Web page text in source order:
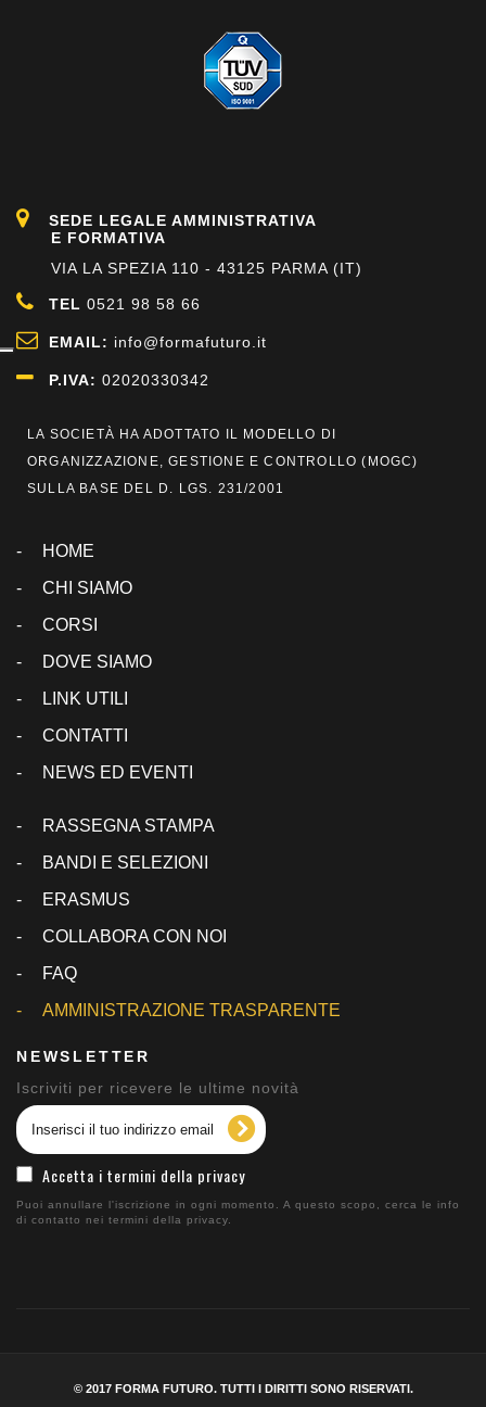
SEDE LEGALE AMMINISTRATIVA
E FORMATIVA
VIA LA SPEZIA 110 - 43125 PARMA (IT)
TEL 0521 98 58 66
EMAIL: info@formafuturo.it
P.IVA: 02020330342
LA SOCIETÀ HA ADOTTATO IL MODELLO DI
ORGANIZZAZIONE, GESTIONE E CONTROLLO ( MOGC)
SULLA BASE DEL D. LGS. 231/2001
HOME
CHI SIAMO
CORSI
DOVE SIAMO
LINK UTILI
CONTATTI
NEWS ED EVENTI
RASSEGNA STAMPA
BANDI E SELEZIONI
ERASMUS
COLLABORA CON NOI
FAQ
AMMINISTRAZIONE TRASPARENTE
NEWSLETTER
Iscriviti per ricevere le ultime novità
Accetta i termini della privacy
Puoi annullare l'iscrizione in ogni momento. A questo scopo, cerca le info
di contatto nei termini della privacy.
© 2017 FORMA FUTURO. TUTTI I DIRITTI SONO RISERVATI.